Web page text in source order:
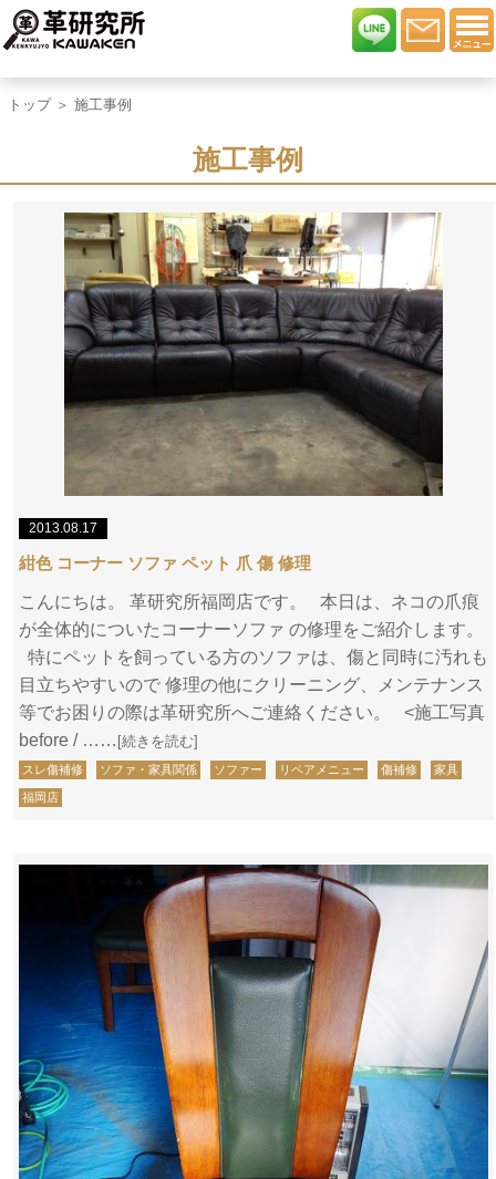
トップ＞ 施工事例
施工事例
2013.08.17
紺色 コーナー ソファ ペット 爪 傷 修理
こんにちは。 革研究所福岡店です。 本日は、ネコの爪痕
が全体的についたコーナーソファ の修理をご紹介します。
特にペットを飼っている方のソファは、傷と同時に汚れも
目立ちやすいので 修理の他にクリーニング、メンテナンス
等でお困りの際は革研究所へご連絡ください。 <施工写真
before / …… [続きを読む]
スレ傷補修 ソファ・家具関係 ソファー リペアメニュー 傷補修 家具
福岡店